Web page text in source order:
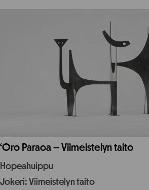
‘Oro Paraoa – Viimeistelyn taito
Hopeahuippu
Jokeri: Viimeistelyn taito